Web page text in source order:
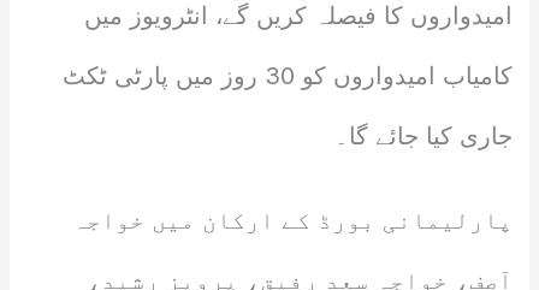
امیدواروں کا فیصلہ کریں گے، انٹرویوز میں
کامیاب امیدواروں کو 30 روز میں پارٹی ٹکٹ
جاری کیا جائے گا۔
پارلیمانی بورڈ کے ارکان میں خواجہ
آصف، خواجہ سعد رفیق، پرویز رشید،